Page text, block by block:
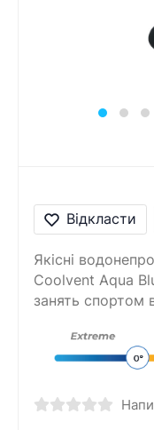
Відкласти
Якісні
Coolvent Aqua
занять спортом